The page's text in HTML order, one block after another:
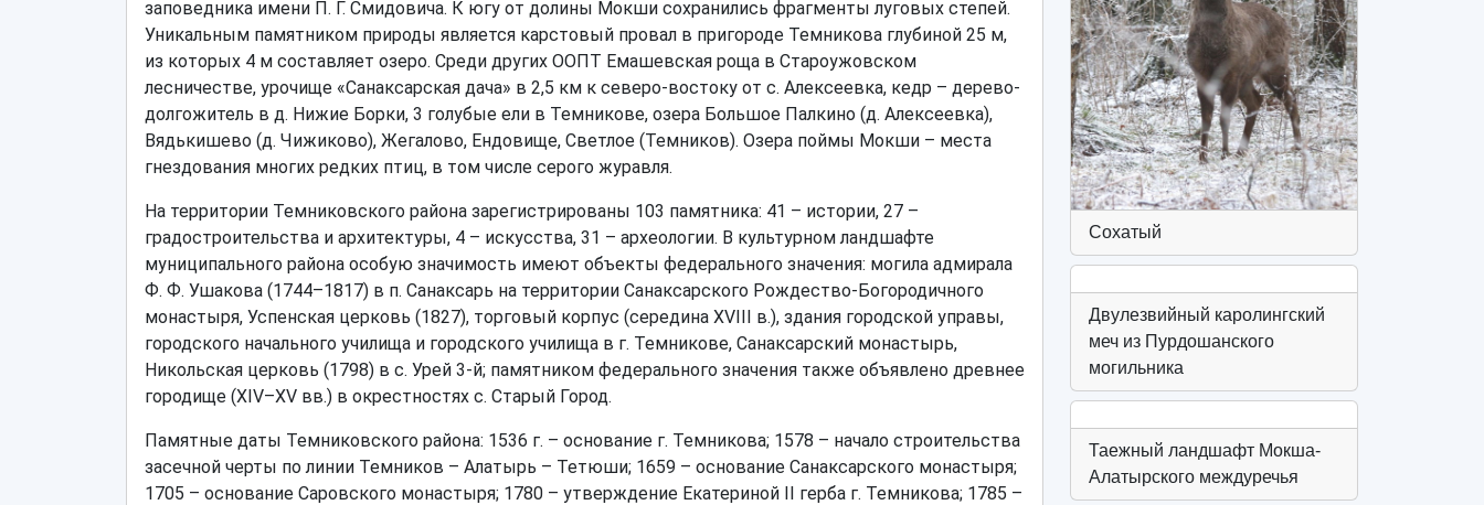
заповедника имени П. Г. Смидовича. К югу от долины Мокши сохранились фрагменты луговых степей.
Уникальным памятником природы является карстовый провал в пригороде Темникова глубиной 25 м,
из которых 4 м составляет озеро. Среди других ООПТ Емашевская роща в Староужовском
лесничестве, урочище «Санаксарская дача» в 2,5 км к северо-востоку от с. Алексеевка, кедр – дерево-
долгожитель в д. Нижие Борки, 3 голубые ели в Темникове, озера Большое Палкино (д. Алексеевка),
Вядькишево (д. Чижиково), Жегалово, Ендовище, Светлое (Темников). Озера поймы Мокши – места
гнездования многих редких птиц, в том числе серого журавля.
На территории Темниковского района зарегистрированы 103 памятника: 41 – истории, 27 –
градостроительства и архитектуры, 4 – искусства, 31 – археологии. В культурном ландшафте
муниципального района особую значимость имеют объекты федерального значения: могила адмирала
Ф. Ф. Ушакова (1744–1817) в п. Санаксарь на территории Санаксарского Рождество-Богородичного
монастыря, Успенская церковь (1827), торговый корпус (середина XVIII в.), здания городской управы,
городского начального училища и городского училища в г. Темникове, Санаксарский монастырь,
Никольская церковь (1798) в с. Урей 3-й; памятником федерального значения также объявлено древнее
городище (XIV–XV вв.) в окрестностях с. Старый Город.
Памятные даты Темниковского района: 1536 г. – основание г. Темникова; 1578 – начало строительства
засечной черты по линии Темников – Алатырь – Тетюши; 1659 – основание Санаксарского монастыря;
1705 – основание Саровского монастыря; 1780 – утверждение Екатериной II герба г. Темникова; 1785 –
Сохатый
Двулезвийный каролингский
меч из Пурдошанского
могильника
Таежный ландшафт Мокша-
Алатырского междуречья